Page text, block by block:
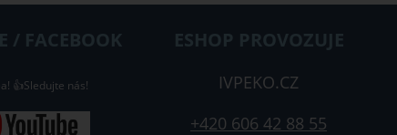
/ FACEBOOK
👍Sledujte nás!
ESHOP PROVOZUJE
IVPEKO.CZ
+420 606 42 88 55